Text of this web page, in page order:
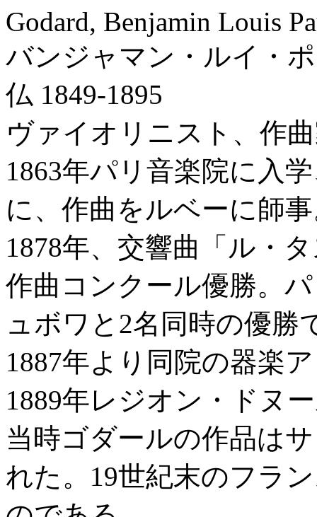
Godard, Benjamin Louis
バンジャマン・ルイ・
仏 1849-1895
ヴァイオリニスト、作
1863年パリ音楽院に入
に、作曲をルベーに師
1878年、交響曲「ル・
作曲コンクール優勝。
ュボワと2名同時の優勝
1887年より同院の器楽
1889年レジオン・ドヌ
当時ゴダールの作品は
れた。19世紀末のフラ